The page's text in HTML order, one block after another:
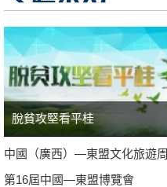
脫貧攻堅看平桂
中國（廣西）—東盟文化旅遊周
第16屆中國—東盟博覽會